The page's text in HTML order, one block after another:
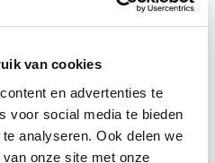
van cookies
en advertenties te
voor social media te bieden
analyseren. Ook delen we
onze site met onze
altijd voordeel…